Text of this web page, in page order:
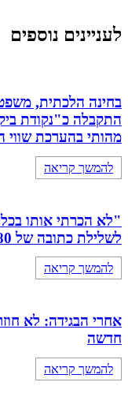
לעניינים נוספים
בחינה הלכתית,
התקבלה כ"נקודת
מהותי בהערכת שווי
להמשך קריאה
"לא הכרתי אותו
לשלילת כתובה של 180 אלף שקל
להמשך קריאה
אחרי הבגידה: לא
חדשה
להמשך קריאה